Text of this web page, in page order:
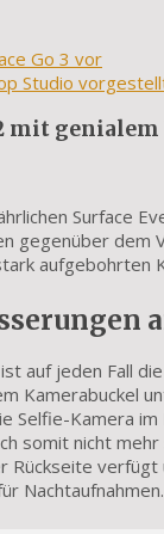
Go 3 vor
Studio
mit genialem
Surface
gegenüber dem
aufgebohrten
auf jeden Fall
Selfie-Kamera
somit nicht
Rückseite
Nachtaufnahmen.